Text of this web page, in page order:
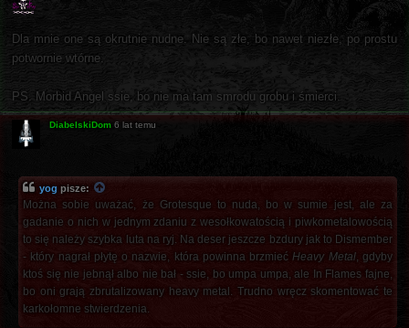
Dla mnie one są okrutnie nudne. Nie są złe, bo nawet niezłe, po prostu
potwornie wtórne.
PS. Morbid Angel ssie, bo nie ma tam smrodu grobu i śmierci.
DiabelskiDom 6 lat temu
yog pisze:
Można sobie uważać, że Grotesque to nuda, bo w sumie jest, ale za
gadanie o nich w jednym zdaniu z wesołkowatością i piwkometalowością
to się należy szybka luta na ryj. Na deser jeszcze bzdury jak to Dismember
- który nagrał płytę o nazwie, która powinna brzmiećHeavy Metal, gdyby
ktoś się nie jebnął albo nie bał - ssie, bo umpa umpa, ale In Flames fajne,
bo oni grają zbrutalizowany heavy metal. Trudno wręcz skomentować te
karkołomne stwierdzenia.